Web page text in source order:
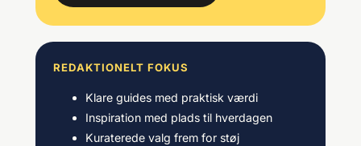
REDAKTIONELT FOKUS
Klare guides med praktisk værdi
Inspiration med plads til hverdagen
Kuraterede valg frem for støj